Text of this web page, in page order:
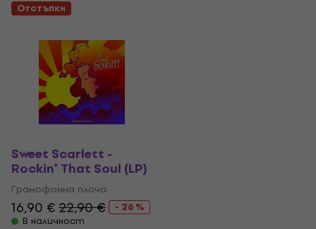
Отстъпки
Sweet Scarlett -
Rockin' That Soul (LP)
Грамофонна плоча
16,90 €22,90 €
- 26 %
В наличност